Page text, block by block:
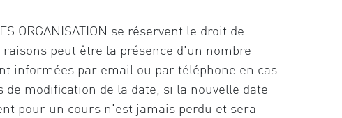
ORGANISATION se réservent le droit de
peut être la présence d'un nombre
informées par email ou par téléphone en cas
modification de la date, si la nouvelle date
pour un cours n'est jamais perdu et sera